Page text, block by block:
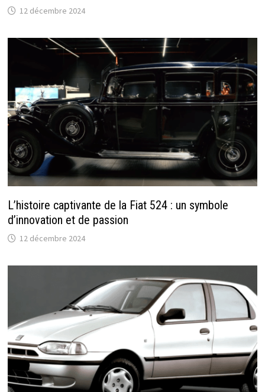
12 décembre 2024
L’histoire captivante de la Fiat 524 : un symbole
d’innovation et de passion
12 décembre 2024